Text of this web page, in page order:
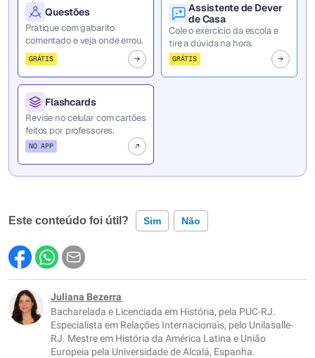
Questões
Pratique com gabarito
comentado e veja onde errou.
GRÁTIS
Assistente de Dever
de Casa
Cole o exercício da escola e
tire a dúvida na hora.
GRÁTIS
Flashcards
Revise no celular com cartões
feitos por professores.
NO APP
Este conteúdo foi útil? Sim Não
Este conteúdo contém informação incorreta
Este conteúdo não tem a informação que procuro
Outro
Juliana Bezerra
Bacharelada e Licenciada em História, pela PUC-RJ.
Especialista em Relações Internacionais, pelo Unilasalle-
RJ. Mestre em História da América Latina e União
Europeia pela Universidade de Alcalá, Espanha.